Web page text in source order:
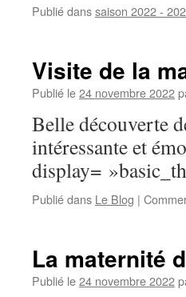
Publié danssaison 2022 -
Visite de la
Publié le24 novembre 2022
Belle découverte
intéressante et
display=
Publié dans Le Blog |
La maternité
Publié le24 novembre 2022